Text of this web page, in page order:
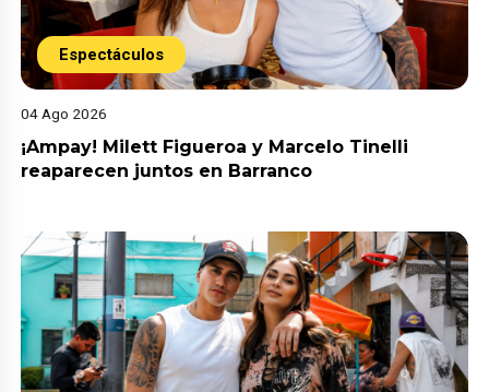
Espectáculos
04 Ago 2026
¡Ampay! Milett Figueroa y Marcelo Tinelli
reaparecen juntos en Barranco